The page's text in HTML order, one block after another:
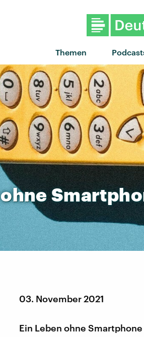
Themen
ohne
03. November 2021
Ein Leben ohne